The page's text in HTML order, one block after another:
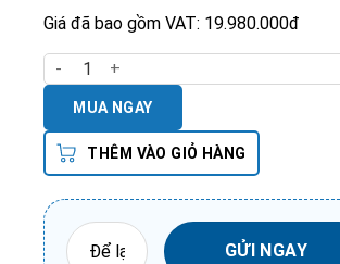
Giá đã bao gồm VAT: 19.980.000đ
Tủ Mát 2 Cánh Lạnh Trực Tiếp số lượng
THÊM VÀO GIỎ HÀNG
MUA NGAY